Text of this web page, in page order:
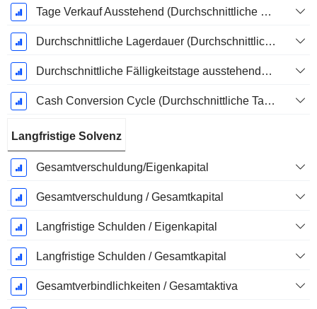
Tage Verkauf Ausstehend (Durchschnittliche Forderungen)
Durchschnittliche Lagerdauer (Durchschnittlicher Lagerbestand)
Durchschnittliche Fälligkeitstage ausstehender Zahlungen
Cash Conversion Cycle (Durchschnittliche Tage)
Langfristige Solvenz
Gesamtverschuldung/Eigenkapital
Gesamtverschuldung / Gesamtkapital
Langfristige Schulden / Eigenkapital
Langfristige Schulden / Gesamtkapital
Gesamtverbindlichkeiten / Gesamtaktiva